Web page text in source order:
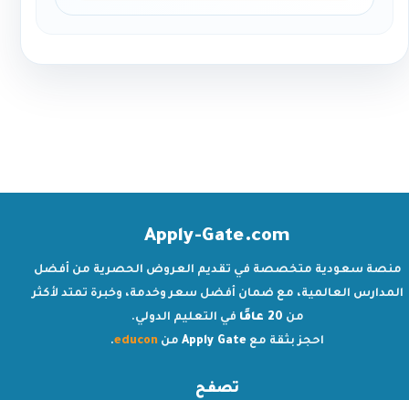
Apply-Gate.com
منصة سعودية متخصصة في تقديم العروض الحصرية من أفضل
المدارس العالمية، مع ضمان أفضل سعر وخدمة، وخبرة تمتد لأكثر
من 20 عامًا
في التعليم الدولي.
احجز بثقة مع Apply Gate من educon
.
تصفح